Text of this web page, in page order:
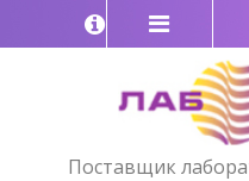
Поставщик